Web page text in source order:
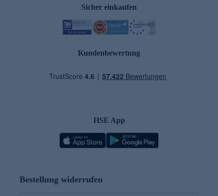
Sicher einkaufen
Kundenbewertung
HSE App
Bestellung widerrufen